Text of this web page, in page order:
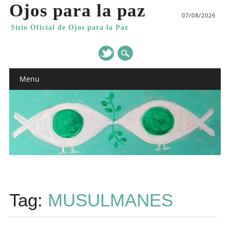
Ojos para la paz
Sitio Oficial de Ojos para la Paz
07/08/2026
Main menu
Menu
Tag: MUSULMANES